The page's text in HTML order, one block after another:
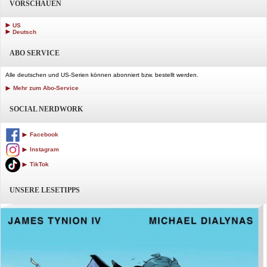
VORSCHAUEN
US
Deutsch
ABO SERVICE
Alle deutschen und US-Serien können abonniert bzw. bestellt werden.
Mehr zum Abo-Service
SOCIAL NERDWORK
Facebook
Instagram
TikTok
UNSERE LESETIPPS